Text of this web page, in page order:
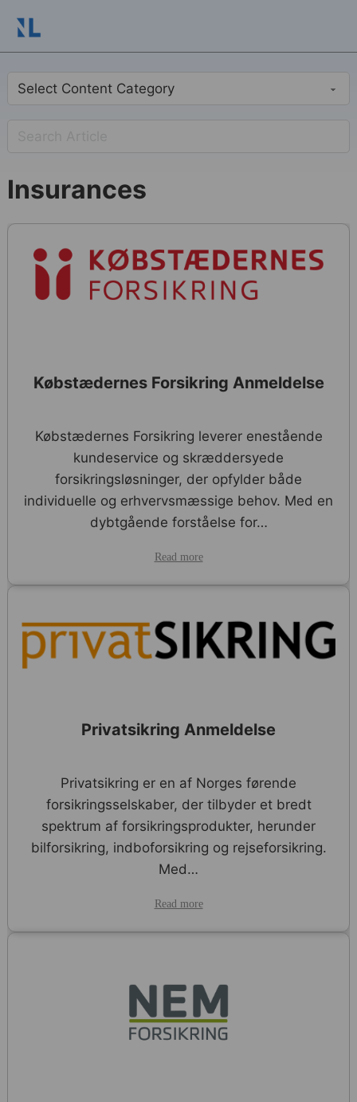
Insurances
Købstædernes Forsikring Anmeldelse
Købstædernes Forsikring leverer enestående
kundeservice og skræddersyede
forsikringsløsninger, der opfylder både
individuelle og erhvervsmæssige behov. Med en
dybtgående forståelse for…
Read more
Privatsikring Anmeldelse
Privatsikring er en af Norges førende
forsikringsselskaber, der tilbyder et bredt
spektrum af forsikringsprodukter, herunder
bilforsikring, indboforsikring og rejseforsikring.
Med…
Read more